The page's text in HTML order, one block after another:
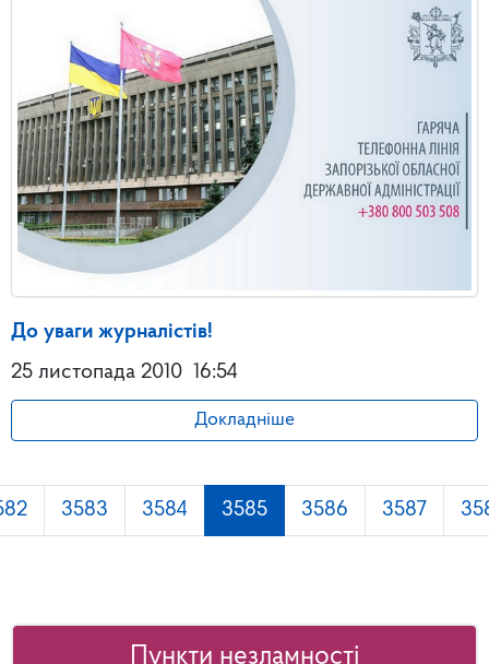
До уваги журналістів!
25 листопада 2010 16:54
Докладніше
3583 3584 3585 3586 3587
Пункти незламності